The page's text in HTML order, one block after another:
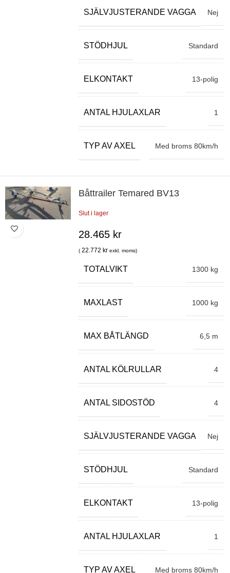
SJÄLVJUSTERANDE VAGGA Nej
STÖDHJUL Standard
ELKONTAKT 13-polig
ANTAL HJULAXLAR 1
TYP AV AXEL Med broms 80km/h
Båttrailer Temared BV13
Slut i lager
28.465 kr
(22.772 kr exkl. moms)
TOTALVIKT 1300 kg
MAXLAST 1000 kg
MAX BÅTLÄNGD 6,5 m
ANTAL KÖLRULLAR 4
ANTAL SIDOSTÖD 4
SJÄLVJUSTERANDE VAGGA Nej
STÖDHJUL Standard
ELKONTAKT 13-polig
ANTAL HJULAXLAR 1
TYP AV AXEL Med broms 80km/h